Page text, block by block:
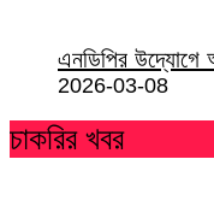
এনডিপির উদ্যোগে
2026-03-08
চাকরির খবর